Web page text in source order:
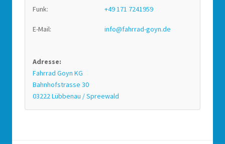
Funk: +49 171 7241959
E-Mail: info@fahrrad-goyn.de
Adresse:
Fahrrad Goyn KG
Bahnhofstrasse 30
03222 Lübbenau / Spreewald